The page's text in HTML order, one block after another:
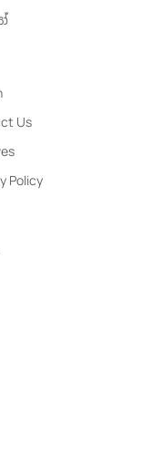
Us
Policy